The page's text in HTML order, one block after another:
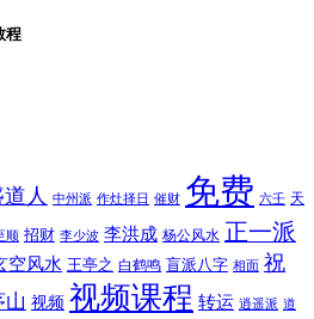
程
人 中州派 作灶择日 催财 免费 六壬 天
顺 招财 李少波 李洪成 杨公风水 正一派
空风水 王亭之 白鹤鸣 盲派八字 相面 祝
山 视频 视频课程 转运 逍遥派 道